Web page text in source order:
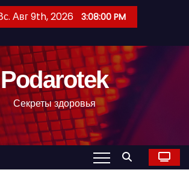
Авг 9th, 2026 3:08:01 PM
Podarotek
Секреты здоровья